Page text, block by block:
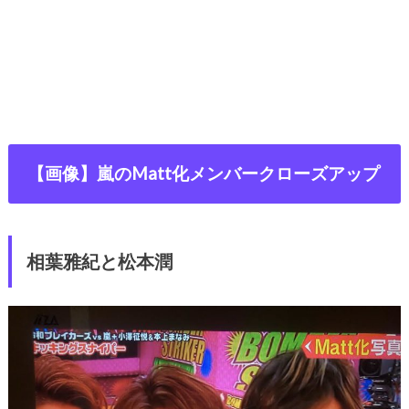
【画像】嵐のMatt化メンバークローズアップ
相葉雅紀と松本潤